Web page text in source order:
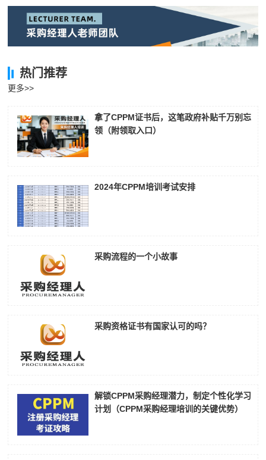
热门推荐
更多>>
拿了CPPM证书后，这笔政府补贴千万别忘
领（附领取入口）
2024年CPPM培训考试安排
采购流程的一个小故事
采购资格证书有国家认可的吗？
解锁CPPM采购经理潜力，制定个性化学习
计划（CPPM采购经理培训的关键优势）